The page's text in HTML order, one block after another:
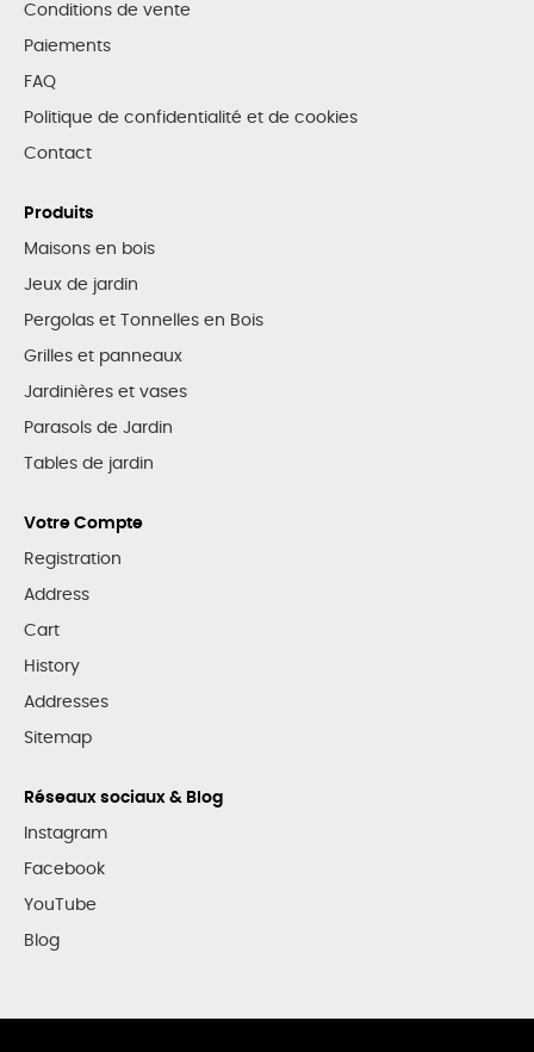
Conditions de vente
Paiements
FAQ
Politique de confidentialité et de cookies
Contact
Produits
Maisons en bois
Jeux de jardin
Pergolas et Tonnelles en Bois
Grilles et panneaux
Jardinières et vases
Parasols de Jardin
Tables de jardin
Votre Compte
Registration
Address
Cart
History
Addresses
Sitemap
Réseaux sociaux & Blog
Instagram
Facebook
YouTube
Blog